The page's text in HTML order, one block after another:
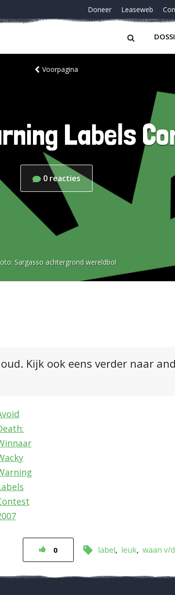
Doneer Leaseweb
Voorpagina
Labels
0 reacties
Sargasso achtergrond wereldbol
Kijk ook eens verder naar
0 label leuk waan v/